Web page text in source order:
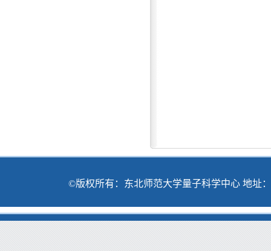
©版权所有：东北师范大学量子科学中心 地址